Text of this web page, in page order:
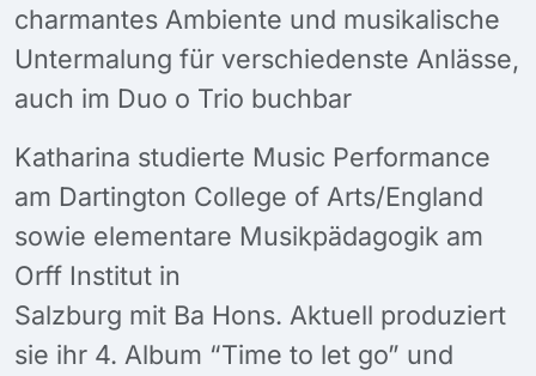
charmantes Ambiente und musikalische
Untermalung für verschiedenste Anlässe,
auch im Duo o Trio buchbar
Katharina studierte Music Performance
am Dartington College of Arts/England
sowie elementare Musikpädagogik am
Orff Institut in
Salzburg mit Ba Hons. Aktuell produziert
sie ihr 4. Album “Time to let go” und